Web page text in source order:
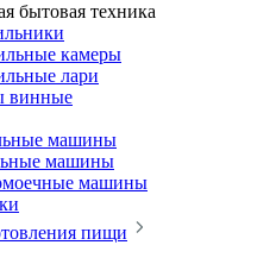
бытовая техника
камеры
лари
винные
машины
машины
машины
пищи